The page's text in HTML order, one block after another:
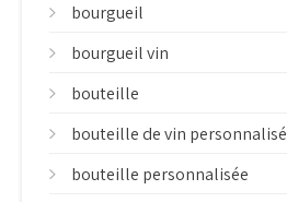
bourgueil
bourgueil vin
bouteille
bouteille de vin personnalisé
bouteille personnalisée